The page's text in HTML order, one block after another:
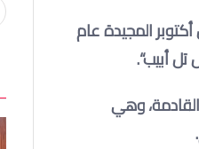
المجيدة عام
“.
وهي
.